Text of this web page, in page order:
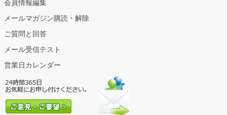
会員情報編集
メールマガジン購読・解除
ご質問と回答
メール受信テスト
営業日カレンダー